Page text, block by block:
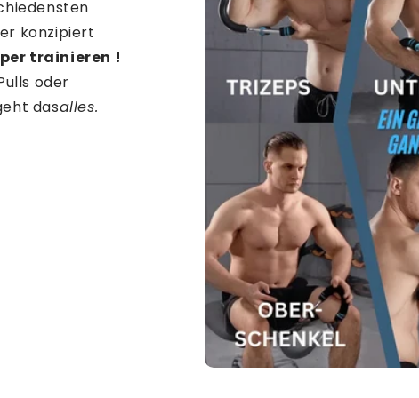
konzipiert
trainieren !
oder
dasalles.